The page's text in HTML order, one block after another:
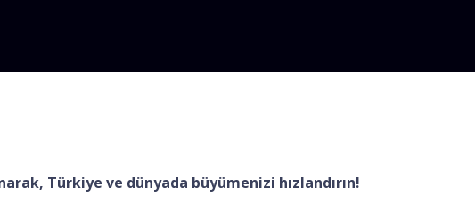
Türkiye ve dünyada büyümenizi hızlandırın!